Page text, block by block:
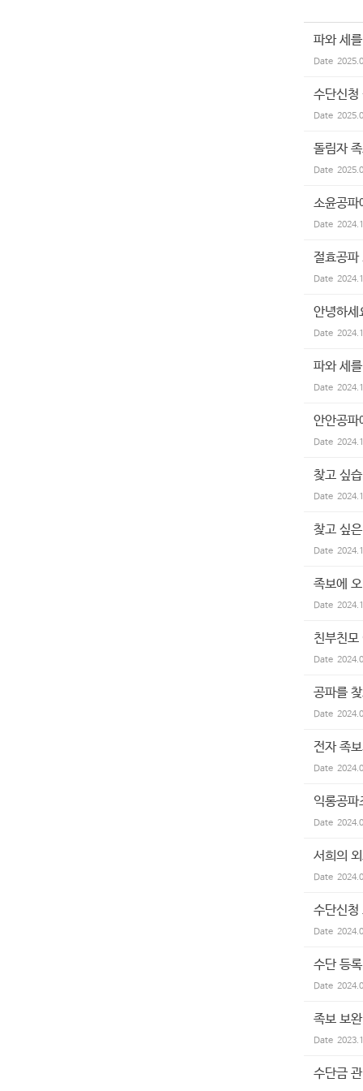
파와 세
Date
수단신청
Date
돌림자
Date
소윤공파
Date
절효공파
Date
안녕하세
Date
파와 세
Date
안안공
Date
찾고 싶
Date
찾고 싶
Date
족보에
Date
친부친모
Date
공파를
Date
전자 족
Date
익롱공
Date
서희의
Date
수단신청
Date
수단 등
Date
족보 보
Date
수단금